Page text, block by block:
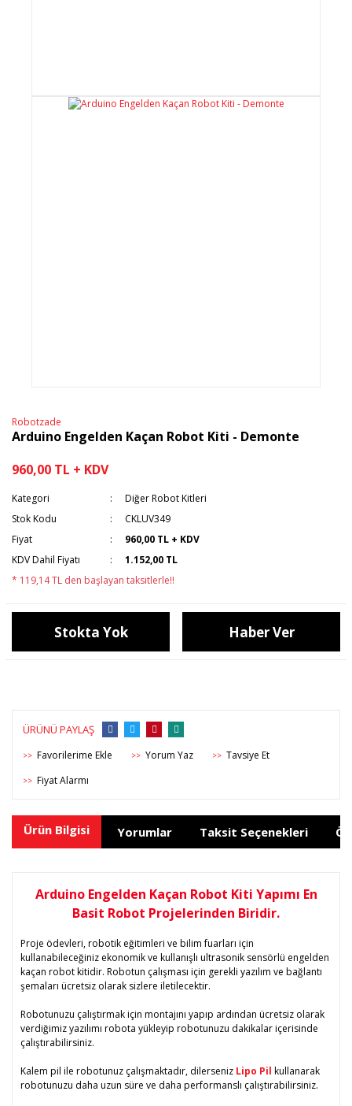
Robotzade
Arduino Engelden Kaçan Robot Kiti - Demonte
960,00 TL + KDV
Kategori
Diğer Robot Kitleri
Stok Kodu
CKLUV349
Fiyat
960,00 TL + KDV
KDV Dahil Fiyatı
1.152,00 TL
* 119,14 TL den başlayan taksitlerle!!
Stokta Yok Haber Ver
ÜRÜNÜ PAYLAŞ
>> >> Yorum Yaz >> Tavsiye Et
>> Fiyat Alarmı
Ürün Bilgisi Yorumlar Taksit Seçenekleri
Arduino Engelden Kaçan Robot Kiti Yapımı En
Basit Robot Projelerinden Biridir.
Proje ödevleri, robotik eğitimleri ve bilim fuarları için
kullanabileceğiniz ekonomik ve kullanışlı ultrasonik sensörlü engelden
kaçan robot kitidir. Robotun çalışması için gerekli yazılım ve bağlantı
şemaları ücretsiz olarak sizlere iletilecektir.
Robotunuzu çalıştırmak için montajını yapıp ardından ücretsiz olarak
verdiğimiz yazılımı robota yükleyip robotunuzu dakikalar içerisinde
çalıştırabilirsiniz.
Kalem pil ile robotunuz çalışmaktadır, dilerseniz Lipo Pil kullanarak
robotunuzu daha uzun süre ve daha performanslı çalıştırabilirsiniz.